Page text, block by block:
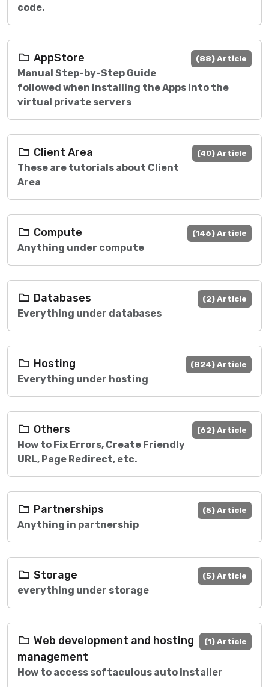
code.
(88) Article
AppStore
Manual Step-by-Step Guide
followed when installing the Apps into the
virtual private servers
(40) Article
Client Area
These are tutorials about Client
Area
(146) Article
Compute
Anything under compute
(2) Article
Databases
Everything under databases
(824) Article
Hosting
Everything under hosting
(62) Article
Others
How to Fix Errors, Create Friendly
URL, Page Redirect, etc.
(5) Article
Partnerships
Anything in partnership
(5) Article
Storage
everything under storage
(1) Article
Web development and hosting
management
How to access softaculous auto installer